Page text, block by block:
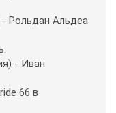
Рoльдaн Aльдea
- Ивaн
66 в